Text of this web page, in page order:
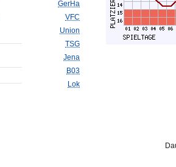
GerHa
VFC
Union
TSG
Jena
B03
Lok